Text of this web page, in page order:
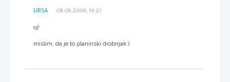
URSA 08.06.2006, 19:21
oj!
mislim, da je to planinski drobnjak:)